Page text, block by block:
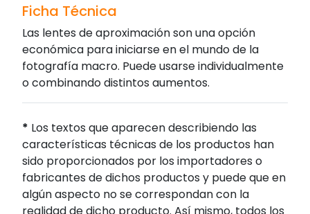
Ficha Técnica
Las lentes de aproximación son una opción
económica para iniciarse en el mundo de la
fotografía macro. Puede usarse individualmente
o combinando distintos aumentos.
* Los textos que aparecen describiendo las
características técnicas de los productos han
sido proporcionados por los importadores o
fabricantes de dichos productos y puede que en
algún aspecto no se correspondan con la
realidad de dicho producto. Así mismo, todos los